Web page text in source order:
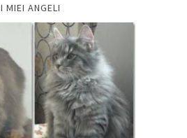
I MIEI ANGELI